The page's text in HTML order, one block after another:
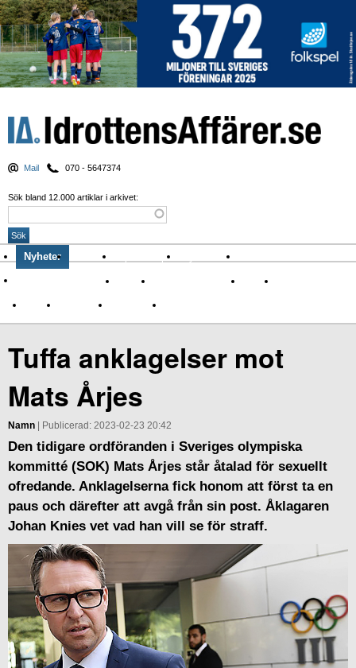
Mail 070 - 5647374
Sök bland 12.000 artiklar i arkivet:
Nyheter Krönikor Sport & spel Nyhetsbrev
Om Idrottens Affärer
Affärer I spåren av Corona Arena
Namn Sponsring TV-nyheter
Tuffa anklagelser mot
Mats Årjes
Namn | Publicerad: 2023-02-23 20:42
Den tidigare ordföranden i Sveriges olympiska
kommitté (SOK) Mats Årjes står åtalad för sexuellt
ofredande. Anklagelserna fick honom att först ta en
paus och därefter att avgå från sin post. Åklagaren
Johan Knies vet vad han vill se för straff.